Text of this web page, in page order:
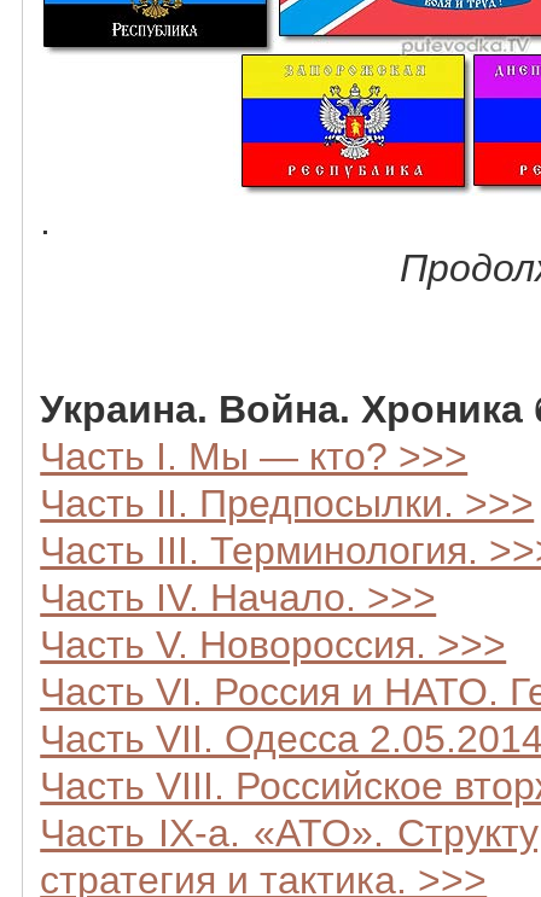
.
Украина. Война.
Часть I. Мы — кто? >>>
Часть II. Предпосылки. >>>
Часть III. Терминология.
Часть IV. Начало. >>>
Часть V. Новороссия. >>>
Часть VI. Россия и НАТО.
Часть VII. Одесса
Часть VIII. Российское
Часть IX-а. «АТО».
стратегия и тактика. >>>